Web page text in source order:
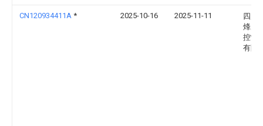
CN120934411A * 2025-10-16 2025-11-11
四川
烽火
控制
有限